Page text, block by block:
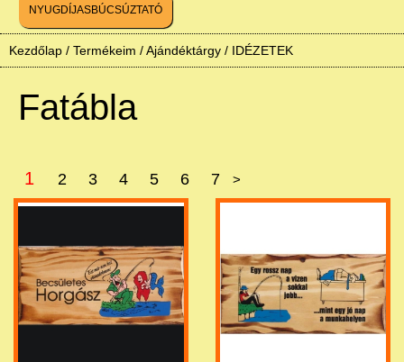
NYUGDÍJASBÚCSÚZTATÓ
Kezdőlap / Termékeim /Ajándéktárgy / IDÉZETEK
Fatábla
1 2 3 4 5 6 7 >